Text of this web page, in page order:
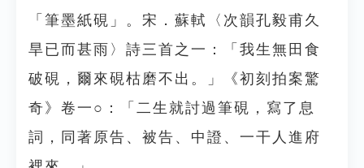
「筆墨紙硯」。宋．蘇軾〈次韻孔毅甫久
旱已而甚雨〉詩三首之一：「我生無田食
破硯，爾來硯枯磨不出。」《初刻拍案驚
奇》卷一○：「二生就討過筆硯，寫了息
詞，同著原告、被告、中證、一干人進府